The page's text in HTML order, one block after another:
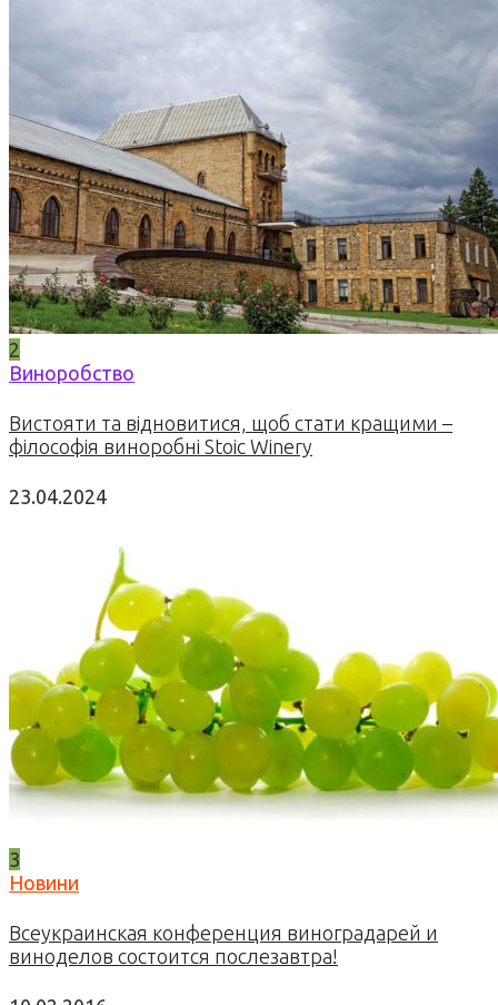
2
Виноробство
Вистояти та відновитися, щоб стати кращими –
філософія виноробні Stoic Winery
23.04.2024
3
Новини
Всеукраинская конференция виноградарей и
виноделов состоится послезавтра!